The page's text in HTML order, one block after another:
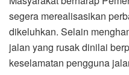
segera merealisasikan
dikeluhkan. Selain
jalan yang rusak dinilai
keselamatan pengguna